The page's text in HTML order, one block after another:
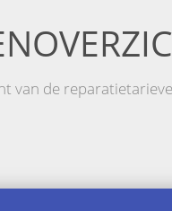
van de